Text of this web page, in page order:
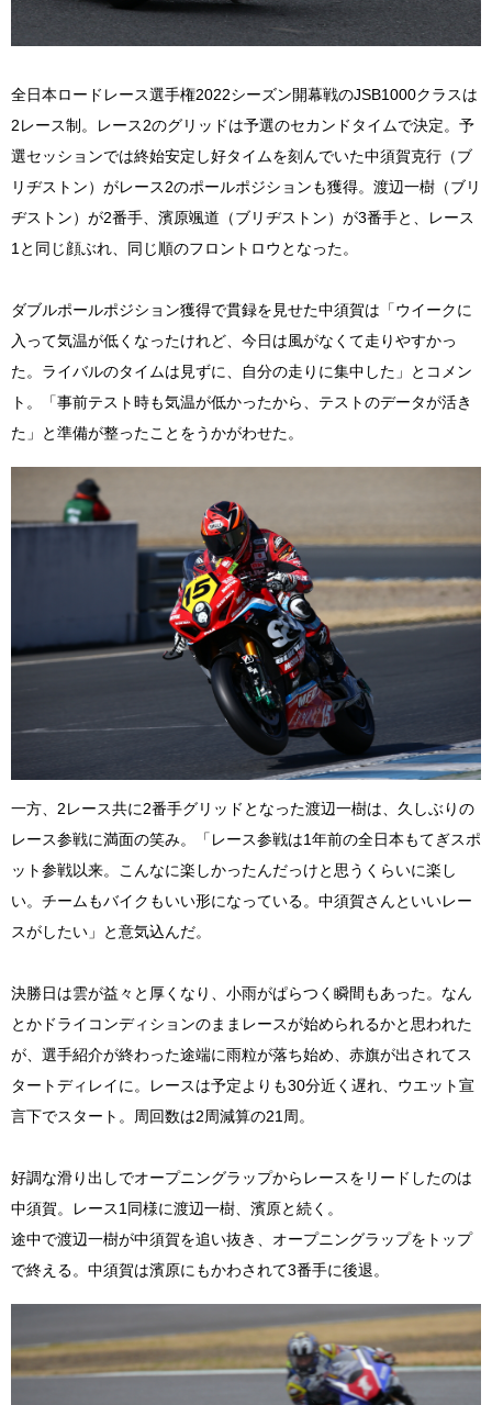
全日本ロードレース選手権2022シーズン開幕戦のJSB1000クラスは
2レース制。レース2のグリッドは予選のセカンドタイムで決定。予
選セッションでは終始安定し好タイムを刻んでいた中須賀克行（ブ
リヂストン）がレース2のポールポジションも獲得。渡辺一樹（ブリ
ヂストン）が2番手、濱原颯道（ブリヂストン）が3番手と、レース
1と同じ顔ぶれ、同じ順のフロントロウとなった。
ダブルポールポジション獲得で貫録を見せた中須賀は「ウイークに
入って気温が低くなったけれど、今日は風がなくて走りやすかっ
た。ライバルのタイムは見ずに、自分の走りに集中した」とコメン
ト。「事前テスト時も気温が低かったから、テストのデータが活き
た」と準備が整ったことをうかがわせた。
一方、2レース共に2番手グリッドとなった渡辺一樹は、久しぶりの
レース参戦に満面の笑み。「レース参戦は1年前の全日本もてぎスポ
ット参戦以来。こんなに楽しかったんだっけと思うくらいに楽し
い。チームもバイクもいい形になっている。中須賀さんといいレー
スがしたい」と意気込んだ。
決勝日は雲が益々と厚くなり、小雨がぱらつく瞬間もあった。なん
とかドライコンディションのままレースが始められるかと思われた
が、選手紹介が終わった途端に雨粒が落ち始め、赤旗が出されてス
タートディレイに。レースは予定よりも30分近く遅れ、ウエット宣
言下でスタート。周回数は2周減算の21周。
好調な滑り出しでオープニングラップからレースをリードしたのは
中須賀。レース1同様に渡辺一樹、濱原と続く。
途中で渡辺一樹が中須賀を追い抜き、オープニングラップをトップ
で終える。中須賀は濱原にもかわされて3番手に後退。